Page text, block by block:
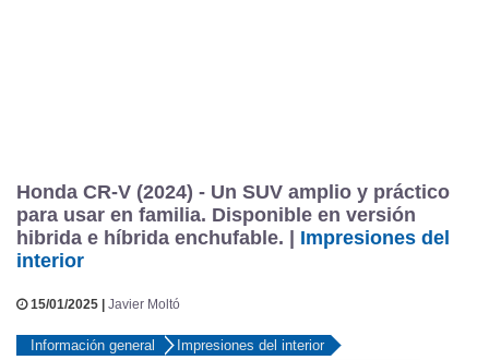
Honda CR-V (2024) - Un SUV amplio y práctico
para usar en familia. Disponible en versión
hibrida e híbrida enchufable. | Impresiones del
interior
15/01/2025 | Javier Moltó
Información general
Impresiones del interior